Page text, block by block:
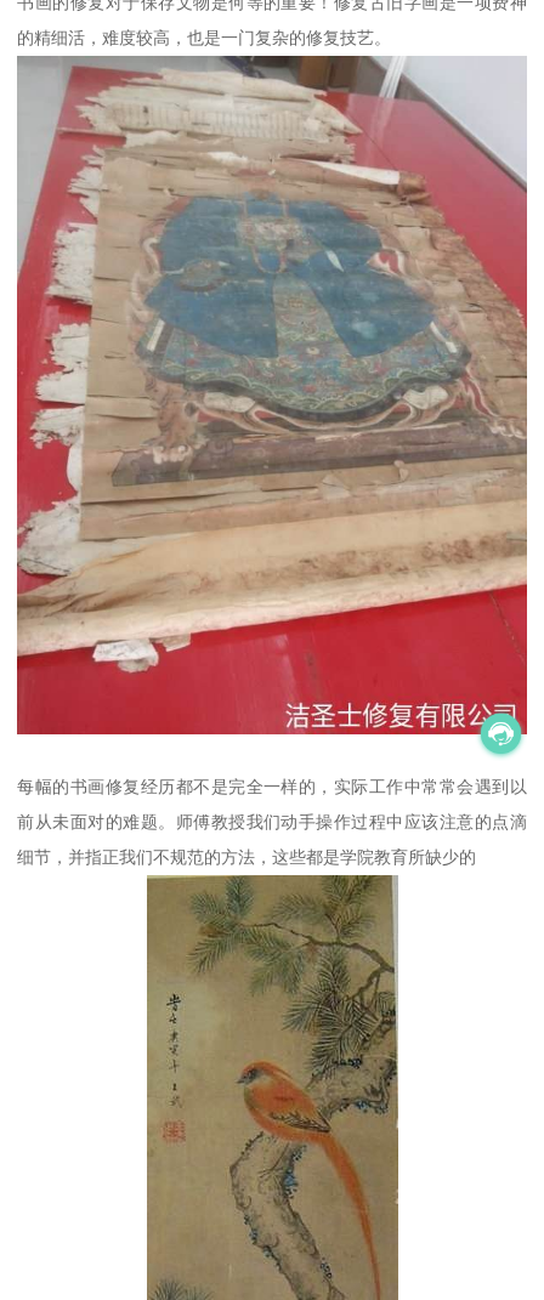
的精细活，难度较高，也是一门复杂的修复技艺。
每幅的书画修复经历都不是完全一样的，实际工作中常常会遇到以
前从未面对的难题。师傅教授我们动手操作过程中应该注意的点滴
细节，并指正我们不规范的方法，这些都是学院教育所缺少的